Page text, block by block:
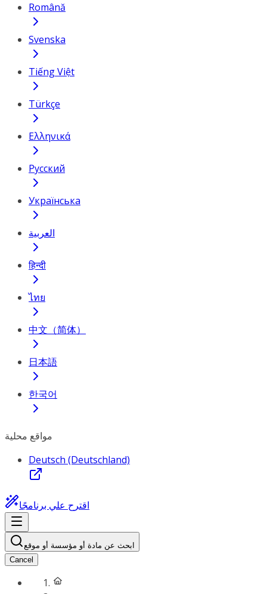
Română
Svenska
Tiếng Việt
Türkçe
Ελληνικά
Русский
Українська
العربية
हिन्दी
ไทย
中文（简体）
日本語
한국어
مواقع محلية
Deutsch (Deutschland)
اقترح علي برنامجًا
ابحث عن مادة أو مؤسسة أو موقع
Cancel